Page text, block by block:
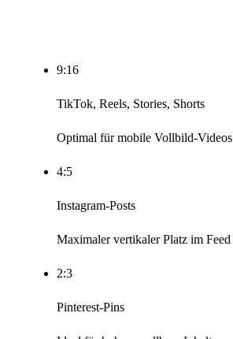
9:16
TikTok, Reels, Stories, Shorts
Optimal für mobile Vollbild-Videos
4:5
Instagram-Posts
Maximaler vertikaler Platz im Feed
2:3
Pinterest-Pins